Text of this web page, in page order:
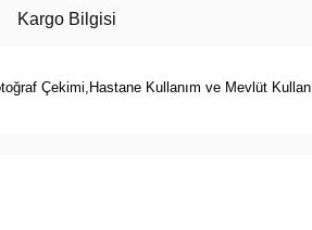
Kargo Bilgisi
Çekimi,Hastane Kullanım ve Mevlüt